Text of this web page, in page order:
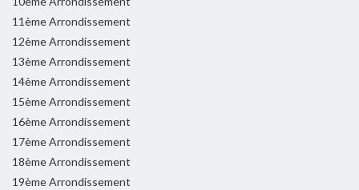
11ème Arrondissement
12ème Arrondissement
13ème Arrondissement
14ème Arrondissement
15ème Arrondissement
16ème Arrondissement
17ème Arrondissement
18ème Arrondissement
19ème Arrondissement